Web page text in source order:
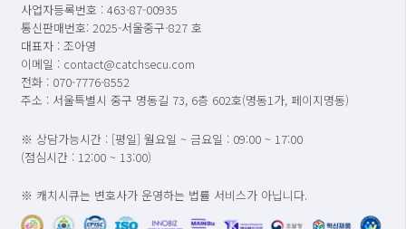
사업자등록번호 : 463-87-00935
통신판매번호: 2025-서울중구-827 호
대표자 : 조아영
이메일 : contact@catchsecu.com
전화 : 070-7776-8552
주소 : 서울특별시 중구 명동길 73, 6층 602호(명동1가, 페이지명동)
※ 상담가능시간 : [평일] 월요일 ~ 금요일 : 09:00 ~ 17:00
(점심시간 : 12:00 ~ 13:00)
※ 캐치시큐는 변호사가 운영하는 법률 서비스가 아닙니다.